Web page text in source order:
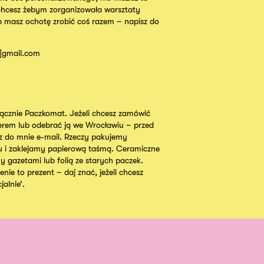
żebym zorganizowała warsztaty
masz ochotę zrobić coś razem – napisz do
Paczkomat. Jeżeli chcesz zamówić
lub odebrać ją we Wrocławiu – przed
do mnie e-mail. Rzeczy pakujemy
i zaklejamy papierową taśmą. Ceramiczne
gazetami lub folią ze starych paczek.
to prezent – daj znać, jeżeli chcesz